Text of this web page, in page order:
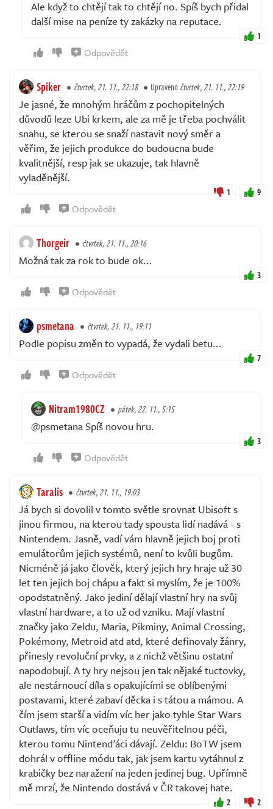
Ale když to chtějí tak to chtějí no. Spíš bych přidal
další mise na peníze ty zakázky na reputace.
1
Odpovědět
Spiker čtvrtek, 21. 11., 22:18 Upravenočtvrtek, 21. 11., 22:19
Je jasné, že mnohým hráčům z pochopitelných
důvodů leze Ubi krkem, ale za mě je třeba pochválit
snahu, se kterou se snaží nastavit nový směr a
věřim, že jejich produkce do budoucna bude
kvalitnější, resp jak se ukazuje, tak hlavně
vyladěnější.
1 9
Odpovědět
Thorgeir čtvrtek, 21. 11., 20:16
Možná tak za rok to bude ok...
3
Odpovědět
psmetana čtvrtek, 21. 11., 19:11
Podle popisu změn to vypadá, že vydali betu...
7
Odpovědět
Nitram1980CZ pátek, 22. 11., 5:15
@psmetana Spíš novou hru.
3
Odpovědět
Taralis čtvrtek, 21. 11., 19:03
Já bych si dovolil v tomto světle srovnat Ubisoft s
jinou firmou, na kterou tady spousta lidí nadává - s
Nintendem. Jasně, vadí vám hlavně jejich boj proti
emulátorům jejich systémů, není to kvůli bugům.
Nicméně já jako člověk, který jejich hry hraje už 30
let ten jejich boj chápu a fakt si myslím, že je 100%
opodstatněný. Jako jediní dělají vlastní hry na svůj
vlastní hardware, a to už od vzniku. Mají vlastní
značky jako Zeldu, Maria, Pikminy, Animal Crossing,
Pokémony, Metroid atd atd, které definovaly žánry,
přinesly revoluční prvky, a z nichž většinu ostatní
napodobují. A ty hry nejsou jen tak nějaké tuctovky,
ale nestárnoucí díla s opakujícími se oblíbenými
postavami, které zabaví děcka i s tátou a mámou. A
čím jsem starší a vidím víc her jako tyhle Star Wars
Outlaws, tím víc oceňuju tu neuvěřitelnou péči,
kterou tomu Nintenďáci dávají. Zeldu: BoTW jsem
dohrál v offline módu tak, jak jsem kartu vytáhnul z
krabičky bez naražení na jeden jedinej bug. Upřímně
mě mrzí, že Nintendo dostává v ČR takovej hate.
2 2